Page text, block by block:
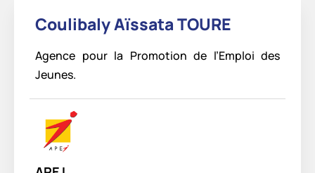
Coulibaly Aïssata TOURE
Agence pour la Promotion de l’Emploi des
Jeunes.